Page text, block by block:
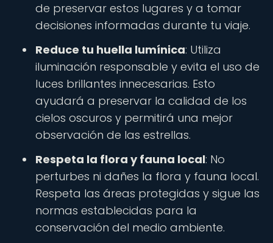
de preservar estos lugares y a tomar
decisiones informadas durante tu viaje.
Reduce tu huella lumínica: Utiliza
iluminación responsable y evita el uso de
luces brillantes innecesarias. Esto
ayudará a preservar la calidad de los
cielos oscuros y permitirá una mejor
observación de las estrellas.
Respeta la flora y fauna local: No
perturbes ni dañes la flora y fauna local.
Respeta las áreas protegidas y sigue las
normas establecidas para la
conservación del medio ambiente.